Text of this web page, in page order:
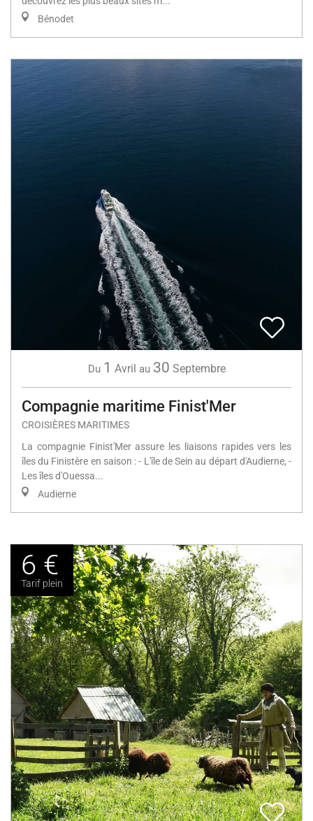
Bénodet
Du 1 Avril au 30 Septembre
Compagnie maritime Finist'Mer
CROISIÈRES MARITIMES
La compagnie Finist'Mer assure les liaisons rapides vers les
îles du Finistère en saison : - L'île de Sein au départ d'Audierne, -
Les îles d'Ouessa...
Audierne
6 €
Tarif plein